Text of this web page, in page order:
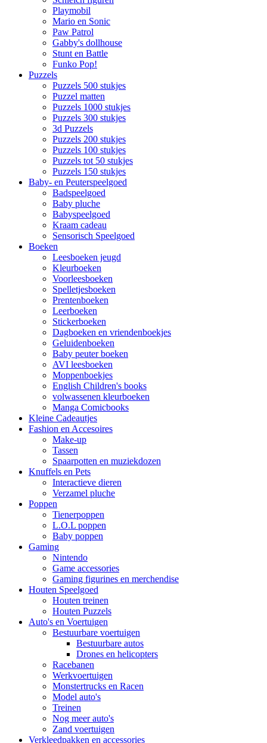
Playmobil
Mario en Sonic
Paw Patrol
Gabby's dollhouse
Stunt en Battle
Funko Pop!
Puzzels
Puzzels 500 stukjes
Puzzel matten
Puzzels 1000 stukjes
Puzzels 300 stukjes
3d Puzzels
Puzzels 200 stukjes
Puzzels 100 stukjes
Puzzels tot 50 stukjes
Puzzels 150 stukjes
Baby- en Peuterspeelgoed
Badspeelgoed
Baby pluche
Babyspeelgoed
Kraam cadeau
Sensorisch Speelgoed
Boeken
Leesboeken jeugd
Kleurboeken
Voorleesboeken
Spelletjesboeken
Prentenboeken
Leerboeken
Stickerboeken
Dagboeken en vriendenboekjes
Geluidenboeken
Baby peuter boeken
AVI leesboeken
Moppenboekjes
English Children's books
volwassenen kleurboeken
Manga Comicbooks
Kleine Cadeautjes
Fashion en Accesoires
Make-up
Tassen
Spaarpotten en muziekdozen
Knuffels en Pets
Interactieve dieren
Verzamel pluche
Poppen
Tienerpoppen
L.O.L poppen
Baby poppen
Gaming
Nintendo
Game accessories
Gaming figurines en merchendise
Houten Speelgoed
Houten treinen
Houten Puzzels
Auto's en Voertuigen
Bestuurbare voertuigen
Bestuurbare autos
Drones en helicopters
Racebanen
Werkvoertuigen
Monstertrucks en Racen
Model auto's
Treinen
Nog meer auto's
Zand voertuigen
Verkleedpakken en accessories